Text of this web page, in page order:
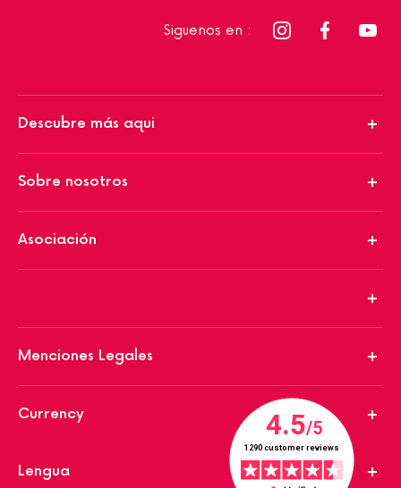
Siguenos en :
Descubre más aqui
Sobre nosotros
Asociación
Menciones Legales
Currency
Lengua